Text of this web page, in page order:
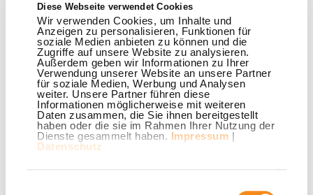
Diese Webseite verwendet Cookies
Wir verwenden Cookies, um Inhalte und
Anzeigen zu personalisieren, Funktionen für
soziale Medien anbieten zu können und die
Zugriffe auf unsere Website zu analysieren.
Außerdem geben wir Informationen zu Ihrer
Verwendung unserer Website an unsere Partner
für soziale Medien, Werbung und Analysen
weiter. Unsere Partner führen diese
Informationen möglicherweise mit weiteren
Daten zusammen, die Sie ihnen bereitgestellt
haben oder die sie im Rahmen Ihrer Nutzung der
Dienste gesammelt haben. Impressum |
Datenschutz
Linie 790
Wer es eilig hat und nicht das kostenfreie STADTBUS-
Angebot wahrnehmen möchte, für den gibt es eine weitere
Fahrmöglichkeit zum Impfzentrum: Am Bahnhof Lemgo
steht im Stundentakt auch der Campus-Express (Linie 790)
bereit – der Bus hält direkt an der PHOENIX CONTACT
arena. Fahrgäste, die aus Bad Salzuflen mit der Linie 963
anreisen, können am Bahnhof Lemgo teils sogar einfach in
ihrem Bus sitzen bleiben, da er ab dort als Campus-
Express Linie 790 weiter zur Arena fährt. Und Fahrgäste